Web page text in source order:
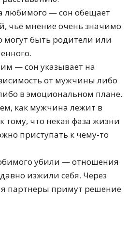
любимого — сон обещает
чье мнение очень значимо
могут быть родители или
— сон указывает на
от мужчины либо
в эмоциональном плане.
как мужчина лежит в
тому, что некая фаза жизни
приступать к чему-то
убили — отношения
изжили себя. Через
партнеры примут решение